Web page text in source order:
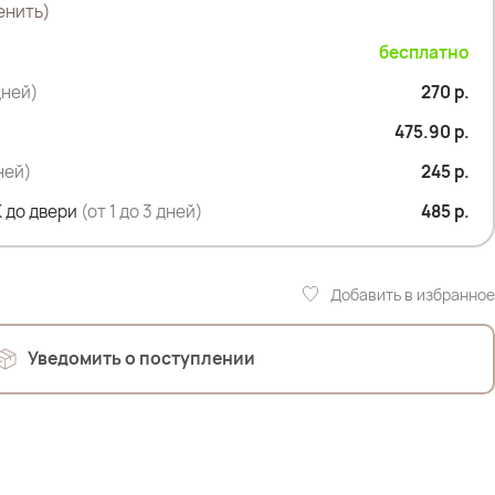
образа с джинсами и кроссовками или для более
бесплатно
270 р.
475.90 р.
245 р.
двери (от 1 до 3 дней) 485 р.
Добавить в избранное
Уведомить о поступлении